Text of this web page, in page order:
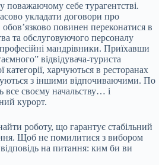
поважаючому себе турагентстві.
укладати договори про
обов’язково повинен переконатися в
та обслуговуючого персоналу
мандрівники. Приїхавши
відвідувача-туриста
категорії, харчуються в ресторанах
з іншими відпочиваючими. По
все своєму начальству… і
курорт.
роботу, що гарантує стабільний
Щоб не помилитися з вибором
відповідь на питання: ким би ви